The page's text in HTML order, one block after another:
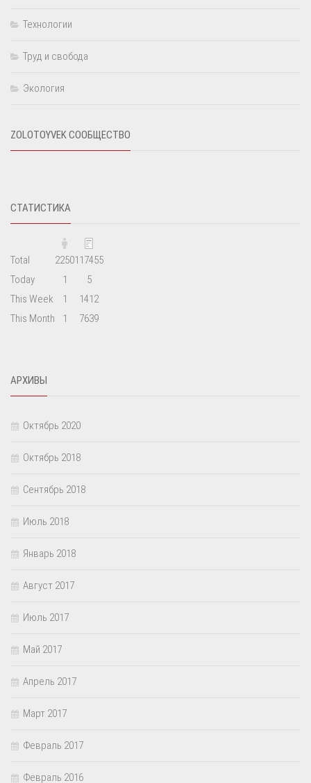
Технологии
Труд и свобода
Экология
ZOLOTOYVEK СООБЩЕСТВО
СТАТИСТИКА
Total 2250117455
Today
1
5
This Week
1
1412
This Month
1 7639
АРХИВЫ
Октябрь 2020
Октябрь 2018
Сентябрь 2018
Июль 2018
Январь 2018
Август 2017
Июль 2017
Май 2017
Апрель 2017
Март 2017
Февраль 2017
Февраль 2016